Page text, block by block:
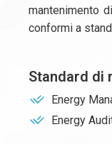
mantenimento
conformi a
Standard di
Energy
Energy